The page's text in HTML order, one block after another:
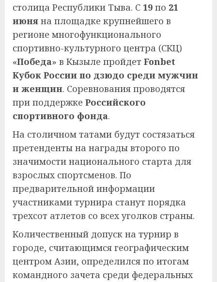
столица Республики Тыва. С 19 по 21
июня на площадке крупнейшего в
регионе многофункционального
спортивно-культурного центра (СКЦ)
«Победа» в Кызыле пройдет Fonbet
Кубок России по дзюдо среди мужчин
и женщин. Соревнования проводятся
при поддержке Российского
спортивного фонда.
На столичном татами будут состязаться
претенденты на награды второго по
значимости национального старта для
взрослых спортсменов. По
предварительной информации
участниками турнира станут порядка
трехсот атлетов со всех уголков страны.
Количественный допуск на турнир в
городе, считающимся географическим
центром Азии, определился по итогам
командного зачета среди федеральных